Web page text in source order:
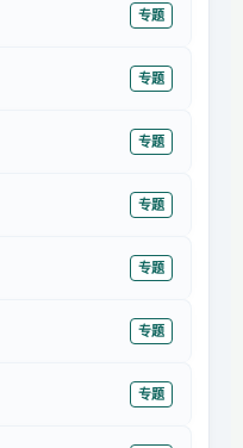
专题
专题
专题
专题
专题
专题
专题